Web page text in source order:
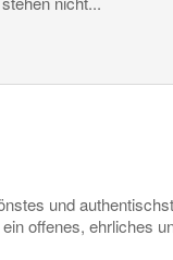
und
offenes, ehrliches